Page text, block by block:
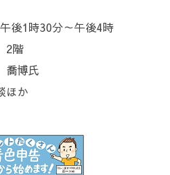
後1時30分～午後4時
2階
博氏
ほか